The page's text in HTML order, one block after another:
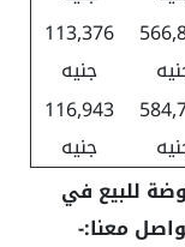
113,376
جنيه
116,943
جنيه
للبيع في
معنا:-